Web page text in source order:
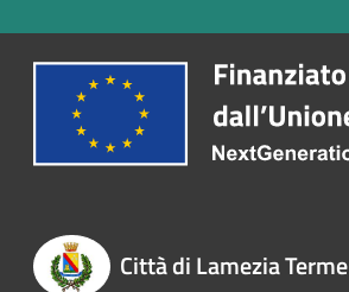
Città di Lamezia Terme